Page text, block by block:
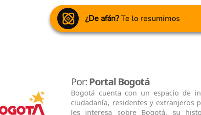
¿De afán?Te lo resumimos
Por:Portal Bogotá
Bogotá cuenta con un espacio de
ciudadanía, residentes y extranjeros
les interesa sobre Bogotá, su